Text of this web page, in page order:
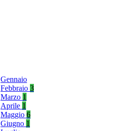
Gennaio
Febbraio 3
Marzo 1
Aprile 1
Maggio 6
Giugno 1